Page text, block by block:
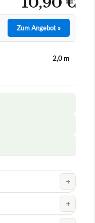
Zum Angebot »
2,0 m
+
+